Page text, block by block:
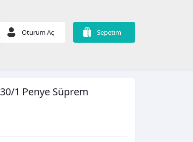
Oturum Aç Sepetim
30/1 Penye Süprem